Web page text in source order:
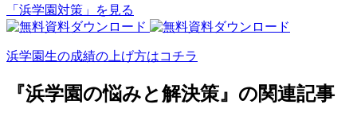
「浜学園対策」を見る
浜学園生の成績の上げ方はコチラ
『浜学園の悩みと解決策』の関連記事